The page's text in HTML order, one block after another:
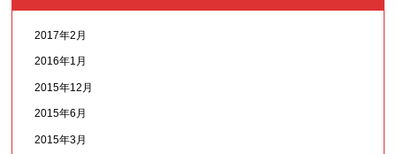
2017年2月
2016年1月
2015年12月
2015年6月
2015年3月